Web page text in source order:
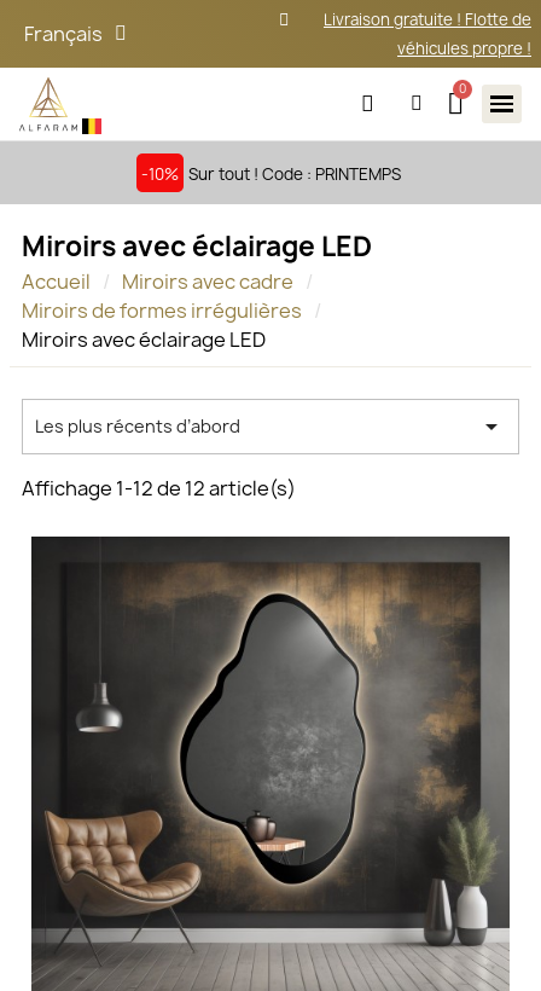
Français
Livraison gratuite ! Flotte de
véhicules propre !
-10% Sur tout ! Code : PRINTEMPS
Miroirs avec éclairage LED
Accueil
Miroirs avec cadre
Miroirs de formes irrégulières
Miroirs avec éclairage LED
Les plus récents d’abord 
Affichage 1-12 de 12 article(s)